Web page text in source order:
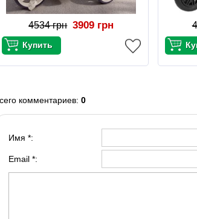
4534 грн 3909 грн
комментариев:0
Имя *:
Email *: